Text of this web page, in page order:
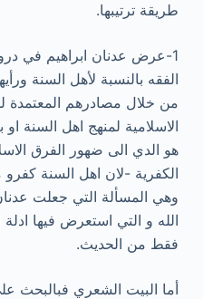
طريقة ترتيبها.
1-عرض عدنان ابراهيم في
الفقه بالنسبة لأهل السنة
من خلال مصادرهم المعتمدة
الاسلامية لمنهج اهل السنة
هو الدي الى ضهور الفرق
الكفرية -لان اهل السنة
وهي المسألة التي جعلت
الله و التي استعرض فيها
فقط من الحديث.
أما البيت الشعري فبالبحث